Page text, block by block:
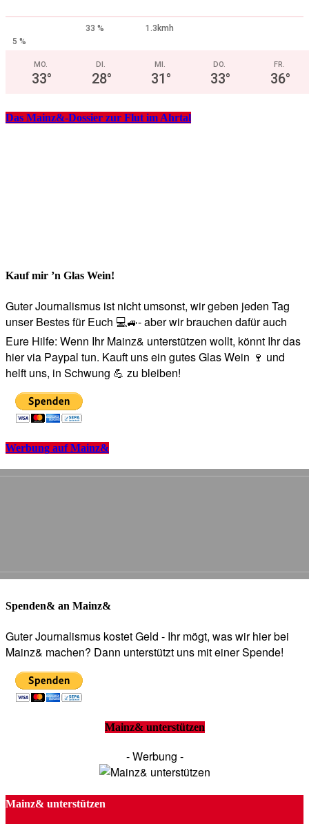
33 %
1.3kmh
5 %
MO.
33°
DI.
28°
MI.
31°
DO.
33°
FR.
36°
Das Mainz&-Dossier zur Flut im Ahrtal
Kauf mir ’n Glas Wein!
Guter Journalismus ist nicht umsonst, wir geben jeden Tag
unser Bestes für Euch 💻🚙- aber wir brauchen dafür auch
Eure Hilfe: Wenn Ihr Mainz& unterstützen wollt, könnt Ihr das
hier via Paypal tun. Kauft uns ein gutes Glas Wein 🍷 und
helft uns, in Schwung 💪 zu bleiben!
Werbung auf Mainz&
Spenden& an Mainz&
Guter Journalismus kostet Geld - Ihr mögt, was wir hier bei
Mainz& machen? Dann unterstützt uns mit einer Spende!
Mainz& unterstützen
- Werbung -
Mainz& unterstützen